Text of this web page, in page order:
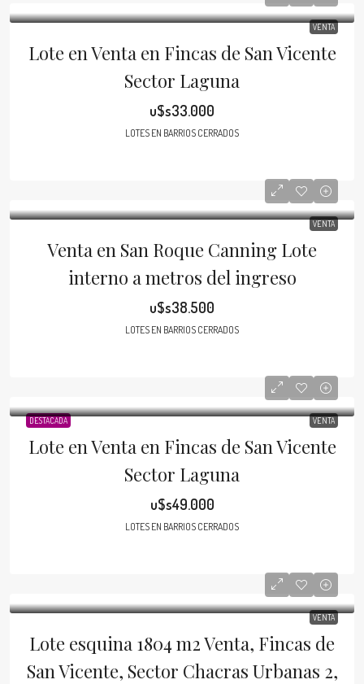
VENTA
Lote en Venta en Fincas de San Vicente
Sector Laguna
u$s33.000
LOTES EN BARRIOS CERRADOS
VENTA
Venta en San Roque Canning Lote
interno a metros del ingreso
u$s38.500
LOTES EN BARRIOS CERRADOS
DESTACADA VENTA
Lote en Venta en Fincas de San Vicente
Sector Laguna
u$s49.000
LOTES EN BARRIOS CERRADOS
VENTA
Lote esquina 1804 m2 Venta, Fincas de
San Vicente, Sector Chacras Urbanas 2,